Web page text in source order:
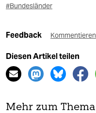
#Bundesländer
Feedback Kommentieren
Diesen Artikel teilen
Mehr zum Thema